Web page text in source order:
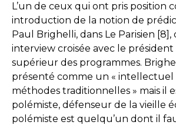
L’un de ceux qui ont pris position
introduction de la notion de
Paul Brighelli, dans Le Parisien [8],
interview croisée avec le président
supérieur des programmes.
présenté comme un « intellectuel
méthodes traditionnelles » mais il
polémiste, défenseur de la vieille
polémiste est quelqu’un dont il